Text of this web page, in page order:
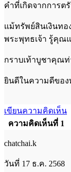
คำที่เกิดจากการต
แม้ทรัพย์สินเงินทอ
พระพุทธเจ้า รู้คุณ
กราบเท้าบูชาคุณท่
ยินดีในความดีขอ
เขียนความคิดเห็น
ความคิดเห็นที่ 1
chatchai.k
วันที่ 17 ธ.ค. 2568